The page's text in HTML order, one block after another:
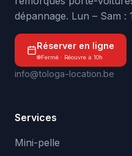
dépannage. Lun – Sam :
Réserver en ligne
Fermé · Réouvre à 10h
info@tologa-location.be
Services
Mini-pelle